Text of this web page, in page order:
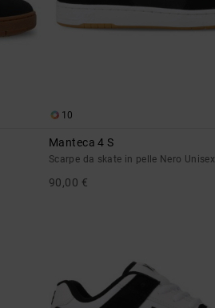
10
Manteca 4 S
Scarpe da skate in pelle Nero Unisex
90,00 €